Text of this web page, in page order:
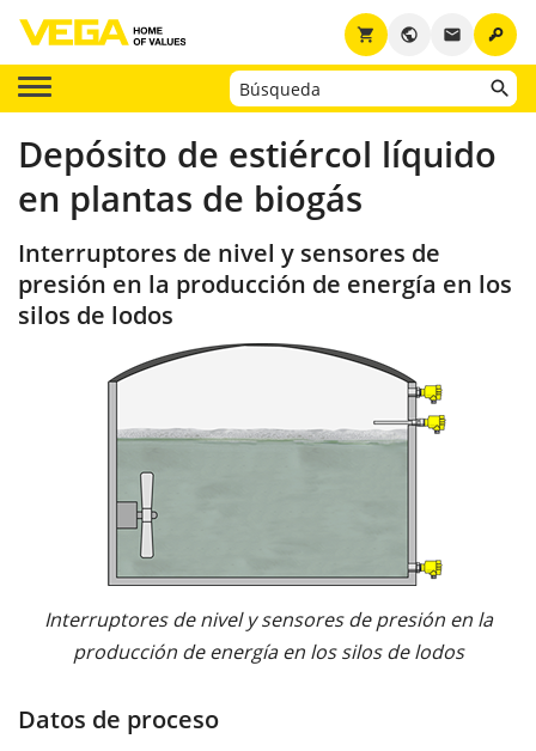
key
email
public
shopping_cart
Depósito de estiércol líquido
en plantas de biogás
Interruptores de nivel y sensores de
presión en la producción de energía en los
silos de lodos
Interruptores de nivel y sensores de presión en la
producción de energía en los silos de lodos
Datos de proceso